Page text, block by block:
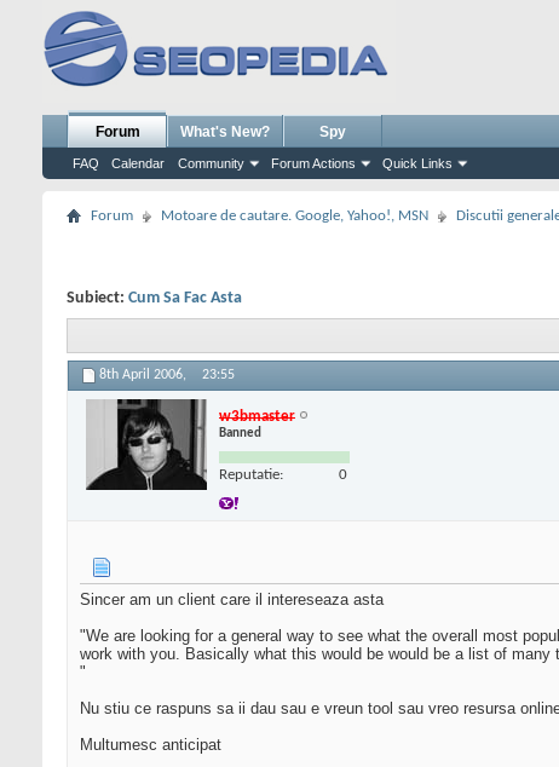
Forum
FAQ Calendar Community Forum Actions Quick Links
What's New? Spy
Forum Motoare de cautare. Google, Yahoo!, MSN Discutii
Subiect: Cum Sa Fac Asta
8th April 2006, 23:55
w3bmaster
Banned
Reputatie: 0
Sincer am un client care il intereseaza asta
"We are looking for a general way to see what the overall most
work with you. Basically what this would be would be a list of
"
Nu stiu ce raspuns sa ii dau sau e vreun tool sau vreo resursa
Multumesc anticipat